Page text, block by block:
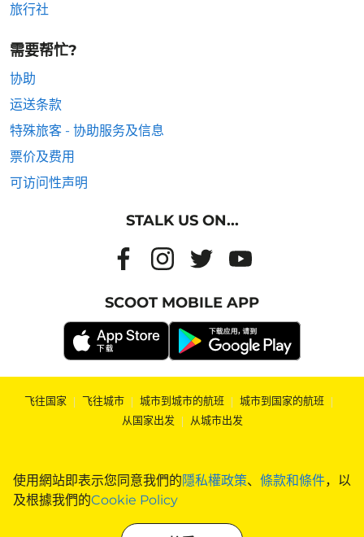
使用網站即表示您同意我們的隱私權政策、 條款和條件，以
及根據我們的Cookie Policy
旅行社
需要帮忙?
协助
运送条款
特殊旅客 - 协助服务及信息
票价及费用
可访问性声明
STALK US ON...
SCOOT MOBILE APP
飞往国家 | 飞往城市 | 城市到城市的航班 | 城市到国家的航班 |
从国家出发 | 从城市出发